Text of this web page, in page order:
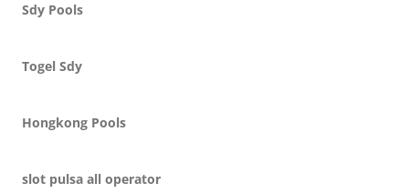
Sdy Pools
Togel Sdy
Hongkong Pools
slot pulsa all operator